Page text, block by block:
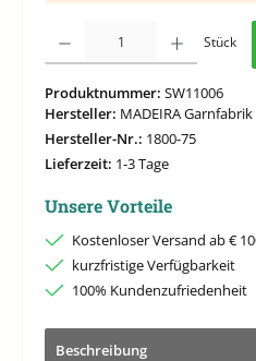
Produkt Anzahl: Gib den gewünschten
Stück
Produktnummer: SW11006
Hersteller: MADEIRA Garnfabrik
Hersteller-Nr.: 1800-75
Lieferzeit: 1-3 Tage
Unsere Vorteile
Kostenloser Versand ab €
kurzfristige Verfügbarkeit
100% Kundenzufriedenheit
Beschreibung